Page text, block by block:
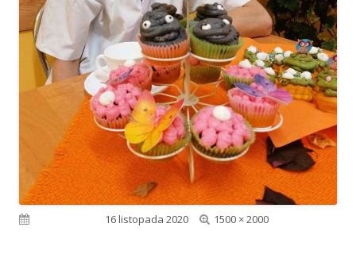
16 listopada 2020
Pełny
1500 × 2000